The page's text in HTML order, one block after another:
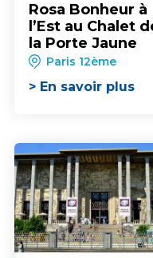
Rosa Bonheur à
l’Est au Chalet
la Porte Jaune
Paris 12ème
> En savoir plus